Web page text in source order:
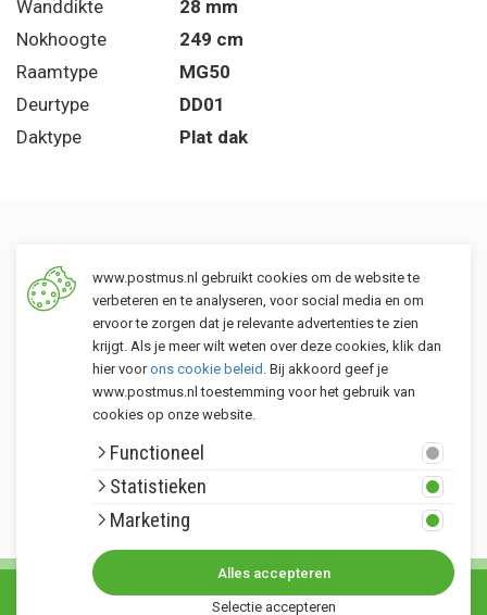
Wanddikte
28 mm
Nokhoogte
249 cm
Raamtype
MG50
Deurtype
DD01
Daktype
Plat dak
Een tuin voor iedereen
Klantenservice
Postmus merken
© Copyright 2026. Alle rechten voorbehouden Postmus.nl - Het buitenleven •
www.postmus.nl gebruikt cookies om de website te
verbeteren en te analyseren, voor social media en om
ervoor te zorgen dat je relevante advertenties te zien
krijgt. Als je meer wilt weten over deze cookies, klik dan
hier voorons cookie beleid . Bij akkoord geef je
www.postmus.nl toestemming voor het gebruik van
cookies op onze website.
Functioneel
Statistieken
Marketing
Selectie accepteren
Alles accepteren